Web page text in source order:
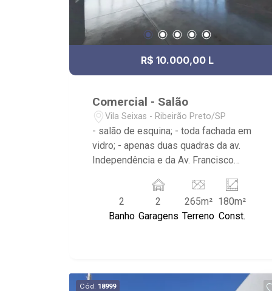
R$ 10.000,00 L
Comercial - Salão
Vila Seixas - Ribeirão Preto/SP
- salão de esquina; - toda fachada em
vidro; - apenas duas quadras da av.
Independência e da Av. Francisco
salão principal.
2
Banho
2
Garagens
265m²
Terreno
180m²
Const.
Cód. 18999